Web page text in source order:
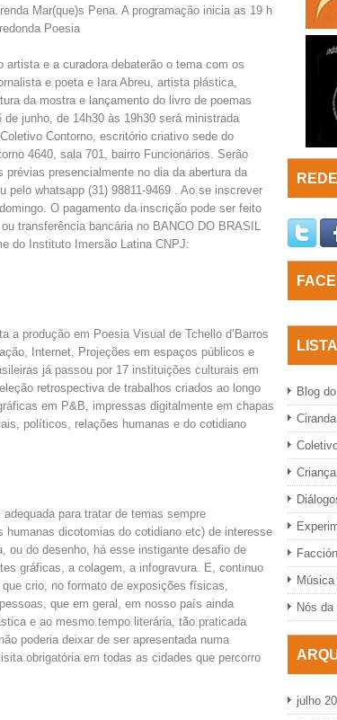
Mar(que)s Pena. A programação inicia as 19 h
Poesia
artista e a curadora debaterão o tema com os
e poeta e Iara Abreu, artista plástica,
da mostra e lançamento do livro de poemas
junho, de 14h30 às 19h30 será ministrada
Contorno, escritório criativo sede do
4640, sala 701, bairro Funcionários. Serão
presencialmente no dia da abertura da
whatsapp (31) 98811-9469 . Ao se inscrever
O pagamento da inscrição pode ser feito
transferência bancária no BANCO DO BRASIL
do Instituto Imersão Latina CNPJ:
a produção em Poesia Visual de Tchello d’Barros
Internet, Projeções em espaços públicos e
já passou por 17 instituições culturais em
retrospectiva de trabalhos criados ao longo
em P&B, impressas digitalmente em chapas
políticos, relações humanas e do cotidiano
para tratar de temas sempre
dicotomias do cotidiano etc) de interesse
ou do desenho, há esse instigante desafio de
gráficas, a colagem, a infogravura. E, continuo
crio, no formato de exposições físicas,
que em geral, em nosso país ainda
e ao mesmo tempo literária, tão praticada
poderia deixar de ser apresentada numa
obrigatória em todas as cidades que percorro
Blog
Ciranda
Nós
julho